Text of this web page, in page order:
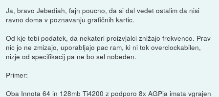
Ja, bravo Jebediah, fajn poucno, da si dal vedet ostalim da nisi
ravno doma v poznavanju grafičnih kartic.
Od kje tebi podatek, da nekateri proizvjalci znižajo frekvenco. Prav
nic jo ne zmizajo, uporabljajo pac ram, ki ni tok overclockabilen,
nizje od specifikacij pa ne bo sel nobeden.
Primer:
Oba Innota 64 in 128mb Ti4200 z podporo 8x AGPja imata vgrajen